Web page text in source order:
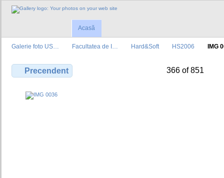
Acasă
Galerie foto US… Facultatea de I… Hard&Soft HS2006 IMG
Precendent 366 of 851